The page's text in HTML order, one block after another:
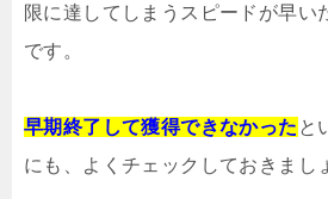
限に達してしまうスピードが早い
です。
早期終了して獲得できなかった と
にも、よくチェックしておきまし